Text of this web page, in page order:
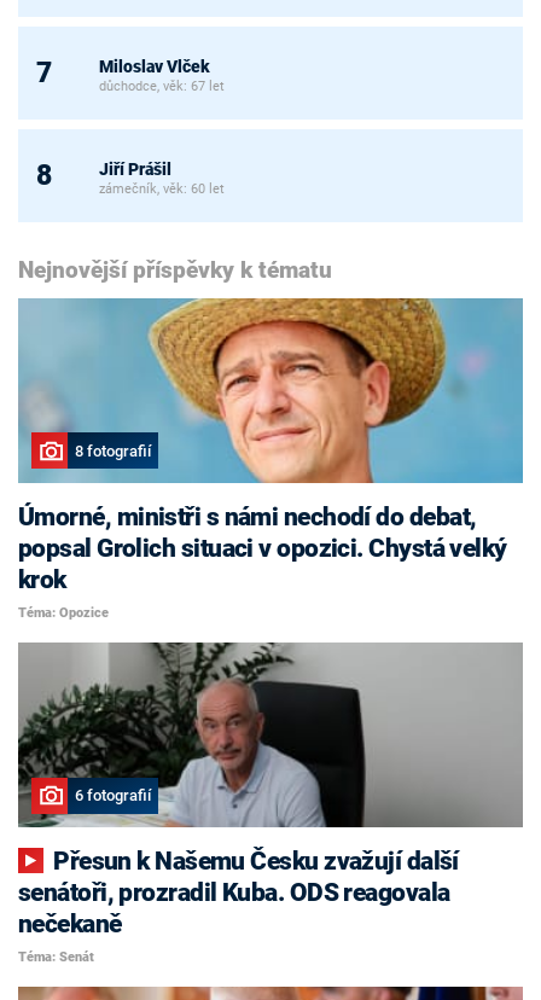
7 Miloslav Vlček
důchodce, věk: 67 let
8 Jiří Prášil
zámečník, věk: 60 let
Nejnovější příspěvky k tématu
8 fotografií
Úmorné, ministři s námi nechodí do debat,
popsal Grolich situaci v opozici. Chystá velký
krok
Téma: Opozice
6 fotografií
senátoři, prozradil Kuba. ODS reagovala
nečekaně
Téma: Senát